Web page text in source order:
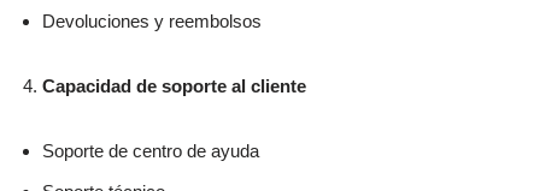
Devoluciones y reembolsos
Capacidad de soporte al cliente
Soporte de centro de ayuda